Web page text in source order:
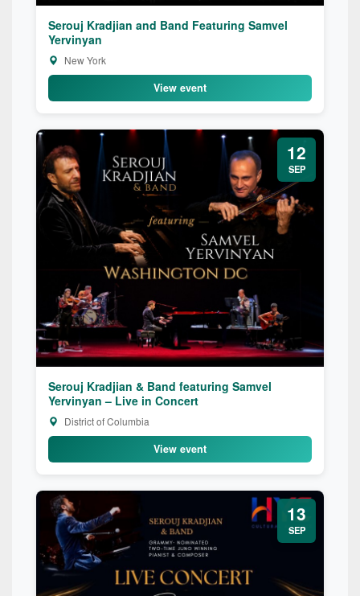
Serouj Kradjian and Band Featuring Samvel
Yervinyan
New York
View event
12
SEP
Serouj Kradjian & Band featuring Samvel
Yervinyan – Live in Concert
District of Columbia
View event
13
SEP